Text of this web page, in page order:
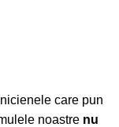
care pun
noastre nu